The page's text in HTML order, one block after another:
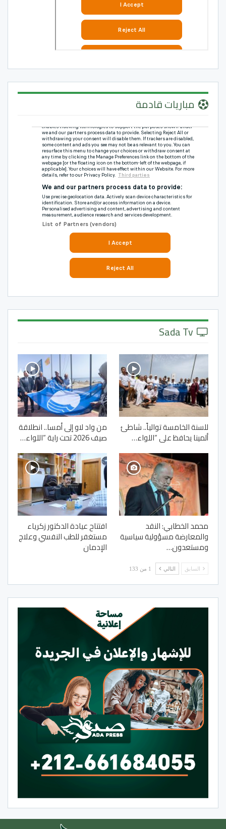
مباريات قادمة
للسنة الخامسة توالياً.. شاطئ
ألمينا يحافظ على “اللواء…
من واد لاو إلى أمسا.. انطلاقة
صيف 2026 تحت راية “اللواء…
محمد الخطابي: النقد
والمعارضة مسؤولية سياسية
ومستعدون…
افتتاح عيادة الدكتور زكرياء
مستغفر للطب النفسي وعلاج
الإدمان
السابق التالي 1 من 133